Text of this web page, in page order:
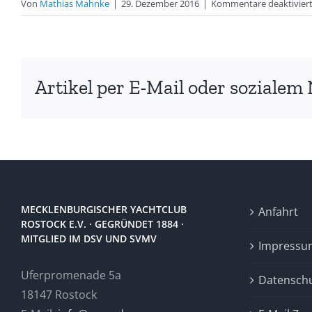
Von Mathias Mahnke | 29. Dezember 2016 | Kommentare deaktiviert
Artikel per E-Mail oder sozialem
MECKLENBURGISCHER YACHTCLUB
ROSTOCK E.V. · GEGRÜNDET 1884 ·
MITGLIED IM DSV UND SVMV
Uferpromenade 5a
18147 Rostock
Anfahrt